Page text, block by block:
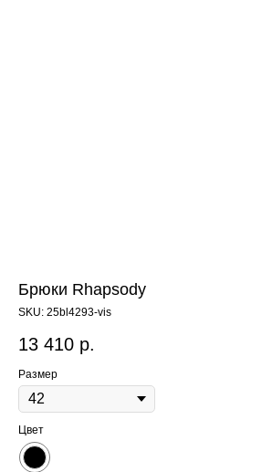
Брюки Rhapsody
SKU: 25bl4293-vis
13 410 р.
Размер
Цвет